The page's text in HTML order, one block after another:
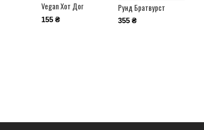
Vegan Хот Дог
155 ₴
Рунд Братвурст
355₴